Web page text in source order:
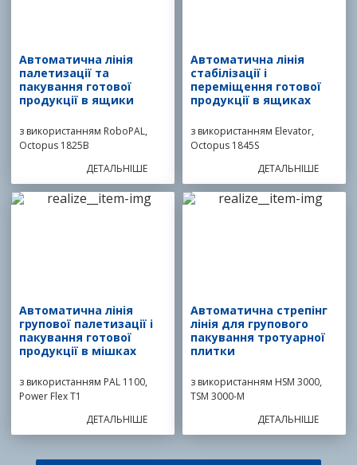
Автоматична лінія
палетизації та
пакування готової
продукції в ящики
з використанням RoboPAL,
Octopus 1825B
ДЕТАЛЬНІШЕ
Автоматична лінія
стабілізації і
переміщення готової
продукції в ящиках
з використанням Elevator,
Octopus 1845S
ДЕТАЛЬНІШЕ
Автоматична лінія
групової палетизації і
пакування готової
продукції в мішках
з використанням PAL 1100,
Power Flex T1
ДЕТАЛЬНІШЕ
Автоматична стрепінг
лінія для групового
пакування тротуарної
плитки
з використанням HSM 3000,
TSM 3000-M
ДЕТАЛЬНІШЕ